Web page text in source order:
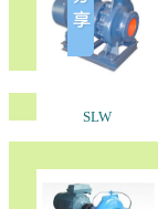
SLW